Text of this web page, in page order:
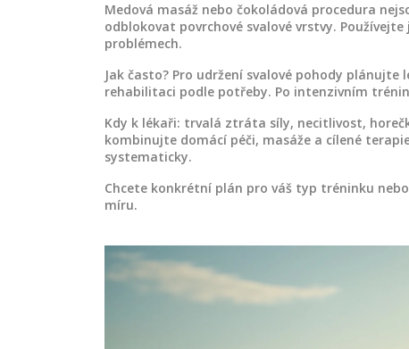
Medová masáž nebo čokoládová procedura
odblokovat povrchové svalové vrstvy.
problémech.
Jak často? Pro udržení svalové pohody
rehabilitaci podle potřeby. Po intenzivním
Kdy k lékaři: trvalá ztráta síly, necitlivost,
kombinujte domácí péči, masáže a cílené
systematicky.
Chcete konkrétní plán pro váš typ tréninku
míru.